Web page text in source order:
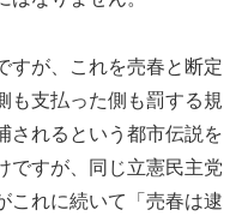
が、これを売春と断定
も支払った側も罰する規
されるという都市伝説を
ですが、同じ立憲民主党
これに続いて「売春は逮